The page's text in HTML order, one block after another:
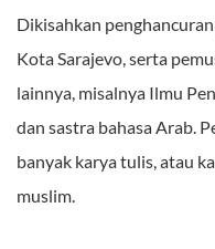
Dikisahkan
Kota Sarajevo, serta
lainnya, misalnya Ilmu
dan sastra bahasa Arab.
banyak karya tulis, atau
muslim.